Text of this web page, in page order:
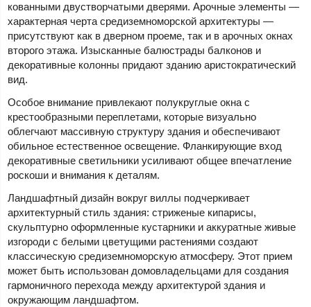
кованными двустворчатыми дверями. Арочные элементы —
характерная черта средиземноморской архитектуры —
присутствуют как в дверном проеме, так и в арочных окнах
второго этажа. Изысканные балюстрады балконов и
декоративные колонны придают зданию аристократический
вид.
Особое внимание привлекают полукруглые окна с
крестообразными переплетами, которые визуально
облегчают массивную структуру здания и обеспечивают
обильное естественное освещение. Фланкирующие вход
декоративные светильники усиливают общее впечатление
роскоши и внимания к деталям.
Ландшафтный дизайн вокруг виллы подчеркивает
архитектурный стиль здания: стриженые кипарисы,
скульптурно оформленные кустарники и аккуратные живые
изгороди с белыми цветущими растениями создают
классическую средиземноморскую атмосферу. Этот прием
может быть использован домовладельцами для создания
гармоничного перехода между архитектурой здания и
окружающим ландшафтом.